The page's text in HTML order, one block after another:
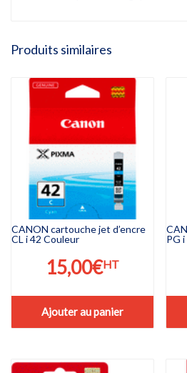
Produits similaires
CANON cartouche jet d’encre
CL i 42 Couleur
15,00€HT
Ajouter au panier
PG